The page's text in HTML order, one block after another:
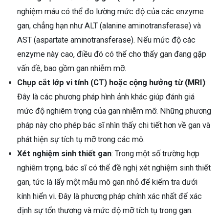
nghiệm máu có thể đo lường mức độ của các enzyme
gan, chẳng hạn như ALT (alanine aminotransferase) và
AST (aspartate aminotransferase). Nếu mức độ các
enzyme này cao, điều đó có thể cho thấy gan đang gặp
vấn đề, bao gồm gan nhiễm mỡ.
Chụp cắt lớp vi tính (CT) hoặc cộng hưởng từ (MRI):
Đây là các phương pháp hình ảnh khác giúp đánh giá
mức độ nghiêm trọng của gan nhiễm mỡ. Những phương
pháp này cho phép bác sĩ nhìn thấy chi tiết hơn về gan và
phát hiện sự tích tụ mỡ trong các mô.
Xét nghiệm sinh thiết gan: Trong một số trường hợp
nghiêm trọng, bác sĩ có thể đề nghị xét nghiệm sinh thiết
gan, tức là lấy một mẫu mô gan nhỏ để kiểm tra dưới
kính hiển vi. Đây là phương pháp chính xác nhất để xác
định sự tổn thương và mức độ mỡ tích tụ trong gan.